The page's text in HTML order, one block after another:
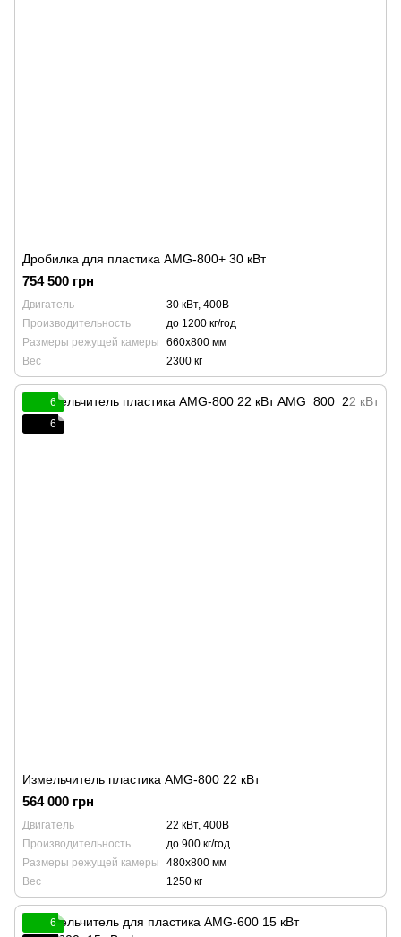
Дробилка для пластика АМG-800+ 30 кВт
754 500 грн
Двигатель
30 кВт, 400В
Производительность
до 1200 кг/год
Размеры режущей камеры
660x800 мм
Вес
2300 кг
6
6
Измельчитель пластика AMG-800 22 кВт
564 000 грн
Двигатель
22 кВт, 400В
Производительность
до 900 кг/год
Размеры режущей камеры
480x800 мм
Вес
1250 кг
6